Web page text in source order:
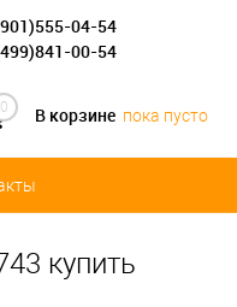
04-54
00-54
0 В корзине пока пусто
купить